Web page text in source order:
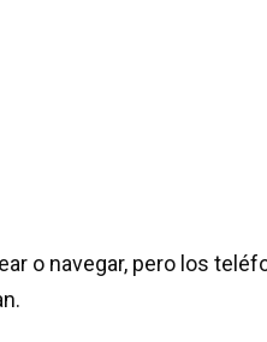
o navegar, pero los